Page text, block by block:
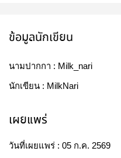
ข้อมูลนักเขียน
นามปากกา : Milk_nari
นักเขียน : MilkNari
เผยแพร่
วันที่เผยแพร่ : 05 ก.ค. 2569